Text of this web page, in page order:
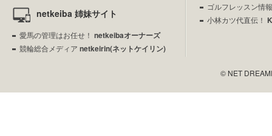
netkeiba 姉妹サイト
愛馬の管理はお任せ！ netkeibaオーナーズ
競輪総合メディア netkeirin(ネットケイリン)
ゴルフレッスン情
小林カツ代直伝！
© NET